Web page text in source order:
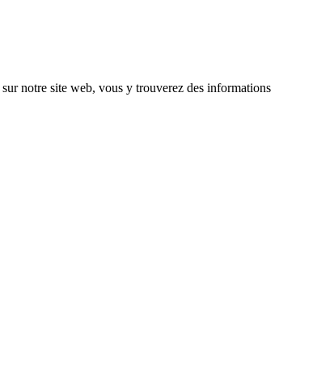
sur notre site web, vous y trouverez des informations